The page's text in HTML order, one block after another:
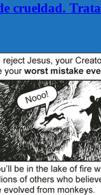
crueldad.